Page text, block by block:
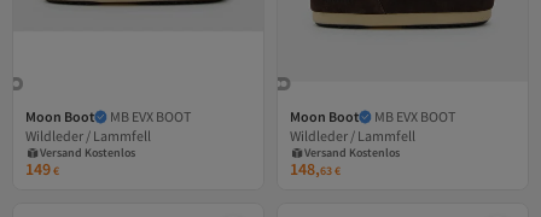
Moon Boot
MB EVX BOOT
Wildleder / Lammfell
Versand Kostenlos
Gratis Versand
149€
Moon Boot
MB EVX BOOT
Wildleder / Lammfell
Versand Kostenlos
Gratis Versand
Versand Kostenlos
148,63€